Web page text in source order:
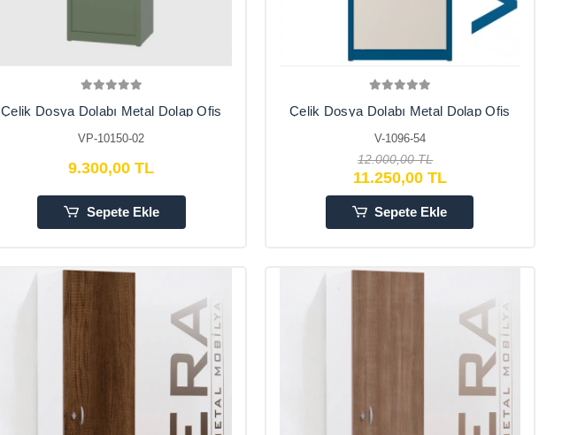
Çelik Dosya Dolabı Metal Dolap Ofis
, Balkon 50X60X195
VP-10150-02
9.300,00 TL
Sepete Ekle
Çelik Dosya Dolabı Metal Dolap Ofis
, Balkon 60x42x195
V-1096-54
12.000,00 TL
11.250,00 TL
Sepete Ekle